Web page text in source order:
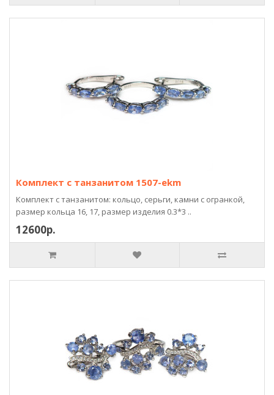
Комплект с танзанитом 1507-ekm
Комплект с танзанитом: кольцо, серьги, камни с огранкой,
размер кольца 16, 17, размер изделия 0.3*3 ..
12600р.